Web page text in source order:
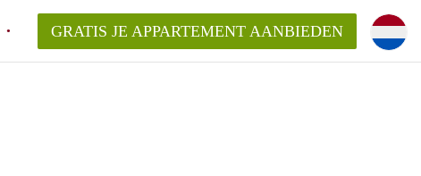
Appartement in Rotterdam?
GRATIS JE APPARTEMENT AANBIEDEN